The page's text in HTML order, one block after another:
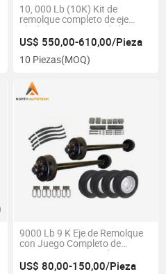
10, 000 Lb (10K) Kit de
remolque completo de eje
tándem con resorte de hoja
tándem de deslizamiento
US$ 550,00-610,00/Pieza
10 Piezas(MOQ)
9000 Lb 9 K Eje de Remolque
con Juego Completo de
Soportes para Camión
Remolque
US$ 80,00-150,00/Pieza